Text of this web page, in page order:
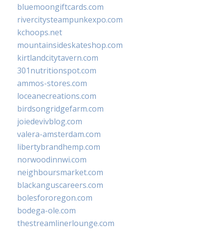
bluemoongiftcards.com
rivercitysteampunkexpo.com
kchoops.net
mountainsideskateshop.com
kirtlandcitytavern.com
301nutritionspot.com
ammos-stores.com
loceanecreations.com
birdsongridgefarm.com
joiedevivblog.com
valera-amsterdam.com
libertybrandhemp.com
norwoodinnwi.com
neighboursmarket.com
blackanguscareers.com
bolesfororegon.com
bodega-ole.com
thestreamlinerlounge.com